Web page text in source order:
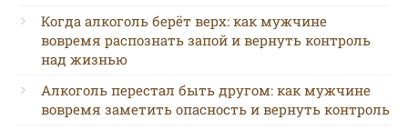
Когда алкоголь берёт верх: как мужчине
вовремя распознать запой и вернуть контроль
над жизнью
Алкоголь перестал быть другом: как мужчине
вовремя заметить опасность и вернуть контроль